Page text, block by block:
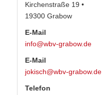
Kirchenstraße 19 •
19300 Grabow
E-Mail
info@wbv-grabow.de
E-Mail
jokisch@wbv-grabow.de
Telefon